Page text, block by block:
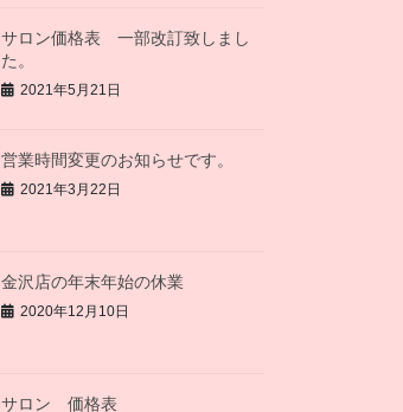
サロン価格表 一部改訂致しまし
た。
2021年5月21日
営業時間変更のお知らせです。
2021年3月22日
金沢店の年末年始の休業
2020年12月10日
サロン 価格表